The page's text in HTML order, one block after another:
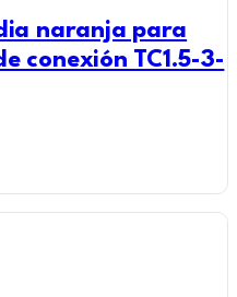
naranja para
conexión TC1.5-3-